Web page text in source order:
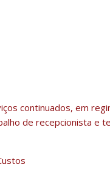
continuados, em
de recepcionista e